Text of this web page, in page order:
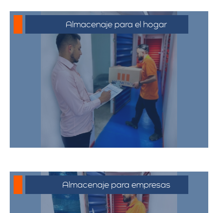
Almacenaje para el hogar
Ofrecemos servicios de almacenamiento
para muebles, electrodomésticos, y
pertenencias personales, asegurando
que sus bienes estén protegidos y
accesibles.
Almacenaje para empresas
Soluciones de almacenamiento
empresarial que incluyen espacio para